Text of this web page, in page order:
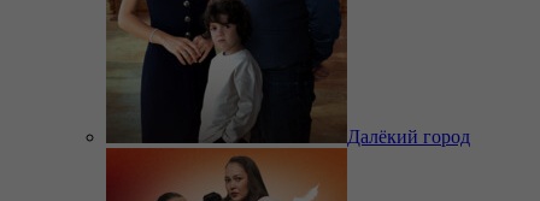
Далёкий город